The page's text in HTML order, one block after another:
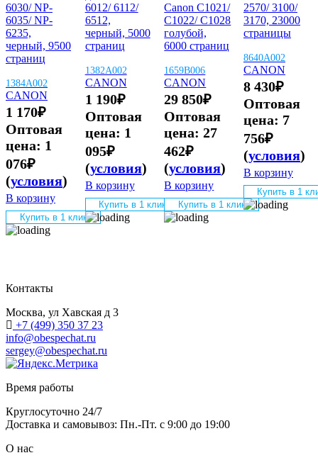
6030/ NP-
6035/ NP-
6235,
черный, 9500
страниц
1384A002
CANON
1 170₽
Оптовая
цена: 1
076₽
(условия)
В корзину
Купить в 1 клик
6012/ 6112/
6512,
черный, 5000
страниц
1382A002
CANON
1 190₽
Оптовая
цена: 1
095₽
(условия)
В корзину
Купить в 1 клик
Canon C1021/
C1022​/ C1028​
голубой​,
6000 страниц
1659B006
CANON
29 850₽
Оптовая
цена:27
462₽
(условия)
В корзину
Купить в 1 клик
2570/ 3100/
3170​, 23000
страницы
8640A002
CANON
8 430₽
Оптовая
цена: 7
756₽
(условия)
В корзину
Купить в 1
Контакты
Москва, ул Хавская д 3
+7 (499) 350 37 23
info@obespechat.ru
sergey@obespechat.ru
Время работы
Круглосуточно 24/7
Доставка и самовывоз: Пн.-Пт. с 9:00 до 19:00
О нас